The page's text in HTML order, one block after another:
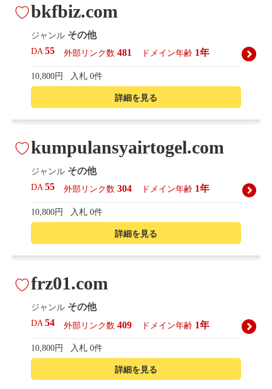
詳細を見る
bkfbiz.com
ジャンル その他
DA55 外部リンク数 481 ドメイン年齢 1年
10,800円 入札 0件
詳細を見る
kumpulansyairtogel.com
ジャンル その他
DA55 外部リンク数 304 ドメイン年齢 1年
10,800円 入札 0件
詳細を見る
frz01.com
ジャンル その他
DA54 外部リンク数 409 ドメイン年齢 1年
10,800円 入札 0件